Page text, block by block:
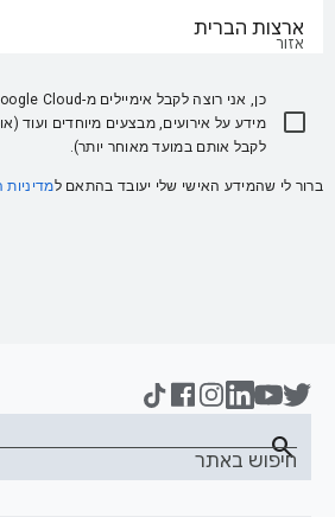
אזור
ארצות הברית
מידע על אירועים, מבצעים מיוחדים ועוד
לקבל אותם במועד מאוחר יותר).
ברור לי שהמידע האישי שלי יעובד בהתאם למדיניות
חיפוש באתר
search